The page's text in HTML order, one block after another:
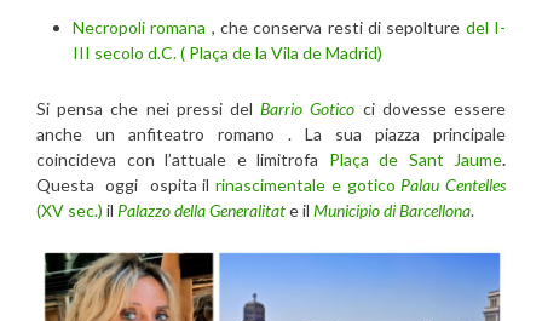
Necropoli romana , che conserva resti di sepolture del I-
III secolo d.C. ( Plaça de la Vila de Madrid)
Si pensa che nei pressi delBarrio Gotico ci dovesse essere
anche un anfiteatro romano . La sua piazza principale
coincideva con l’attuale e limitrofa Plaça de Sant Jaume.
Questa oggi ospita ilrinascimentale e gotico Palau Centelles
(XV sec.) il Palazzo della Generalitate il Municipio di Barcellona.